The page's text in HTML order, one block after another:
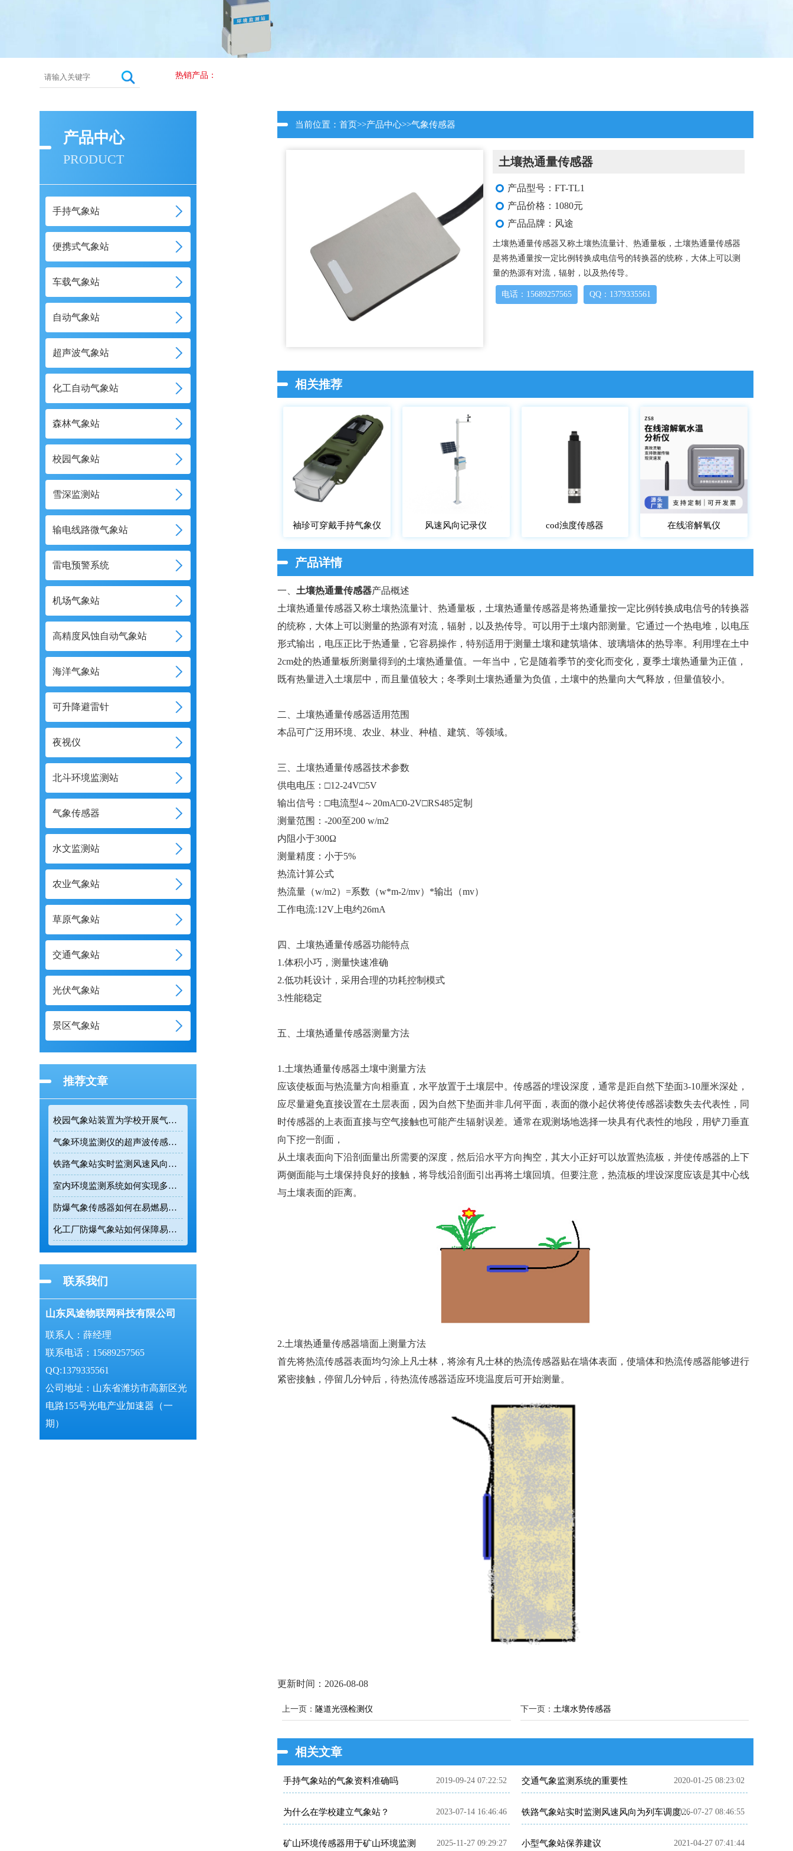
热销产品：
产品中心
PRODUCT
手持气象站
便携式气象站
车载气象站
自动气象站
超声波气象站
化工自动气象站
森林气象站
校园气象站
雪深监测站
输电线路微气象站
雷电预警系统
机场气象站
高精度风蚀自动气象站
海洋气象站
可升降避雷针
夜视仪
北斗环境监测站
气象传感器
水文监测站
农业气象站
草原气象站
交通气象站
光伏气象站
景区气象站
推荐文章
校园气象站装置为学校开展气象科普提供专业监测设备
气象环境监测仪的超声波传感技术如何提升户外连续监测精度
铁路气象站实时监测风速风向为列车调度提供精准数据支撑
室内环境监测系统如何实现多参数实时在线监测
防爆气象传感器如何在易燃易爆环境中实现五要素一体化监测
化工厂防爆气象站如何保障易燃易爆环境的生产安全
联系我们
山东风途物联网科技有限公司
联系人：薛经理
联系电话：15689257565
QQ:1379335561
公司地址：山东省潍坊市高新区光
电路155号光电产业加速器（一
期）
当前位置：首页>>产品中心>>气象传感器
土壤热通量传感器
产品型号：FT-TL1
产品价格：1080元
产品品牌：风途
土壤热通量传感器又称土壤热流量计、热通量板，土壤热通量传感器
是将热通量按一定比例转换成电信号的转换器的统称，大体上可以测
量的热源有对流，辐射，以及热传导。
电话：15689257565 QQ：1379335561
相关推荐
袖珍可穿戴手持气象仪 风速风向记录仪 cod浊度传感器 在线溶解氧仪
产品详情
一、土壤热通量传感器产品概述
土壤热通量传感器又称土壤热流量计、热通量板，土壤热通量传感器是将热通量按一定比例转换成电信号的转换器
的统称，大体上可以测量的热源有对流，辐射，以及热传导。可以用于土壤内部测量。它通过一个热电堆，以电压
形式输出，电压正比于热通量，它容易操作，特别适用于测量土壤和建筑墙体、玻璃墙体的热导率。利用埋在土中
2cm处的热通量板所测量得到的土壤热通量值。一年当中，它是随着季节的变化而变化，夏季土壤热通量为正值，
既有热量进入土壤层中，而且量值较大；冬季则土壤热通量为负值，土壤中的热量向大气释放，但量值较小。
二、土壤热通量传感器适用范围
本品可广泛用环境、农业、林业、种植、建筑、等领域。
三、土壤热通量传感器技术参数
供电电压：□12-24V□5V
输出信号：□电流型4～20mA□0-2V□RS485定制
测量范围：-200至200 w/m2
内阻小于300Ω
测量精度：小于5%
热流计算公式
热流量（w/m2）=系数（w*m-2/mv）*输出（mv）
工作电流:12V上电约26mA
四、土壤热通量传感器功能特点
1.体积小巧，测量快速准确
2.低功耗设计，采用合理的功耗控制模式
3.性能稳定
五、土壤热通量传感器测量方法
1.土壤热通量传感器土壤中测量方法
应该使板面与热流量方向相垂直，水平放置于土壤层中。传感器的埋设深度，通常是距自然下垫面3-10厘米深处，
应尽量避免直接设置在土层表面，因为自然下垫面并非几何平面，表面的微小起伏将使传感器读数失去代表性，同
时传感器的上表面直接与空气接触也可能产生辐射误差。通常在观测场地选择一块具有代表性的地段，用铲刀垂直
向下挖一剖面，
从土壤表面向下沿剖面量出所需要的深度，然后沿水平方向掏空，其大小正好可以放置热流板，并使传感器的上下
两侧面能与土壤保持良好的接触，将导线沿剖面引出再将土壤回填。但要注意，热流板的埋设深度应该是其中心线
与土壤表面的距离。
2.土壤热通量传感器墙面上测量方法
首先将热流传感器表面均匀涂上凡士林，将涂有凡士林的热流传感器贴在墙体表面，使墙体和热流传感器能够进行
紧密接触，停留几分钟后，待热流传感器适应环境温度后可开始测量。
更新时间：2026-08-08
上一页： 隧道光强检测仪 下一页： 土壤水势传感器
相关文章
手持气象站的气象资料准确吗 2019-09-24 07:22:52 交通气象监测系统的重要性 2020-01-25 08:23:02
为什么在学校建立气象站？ 2023-07-14 16:46:46 铁路气象站实时监测风速风向为列车调度提供精准数据支撑
2026-07-27 08:46:55
矿山环境传感器用于矿山环境监测 2025-11-27 09:29:27 小型气象站保养建议 2021-04-27 07:41:44